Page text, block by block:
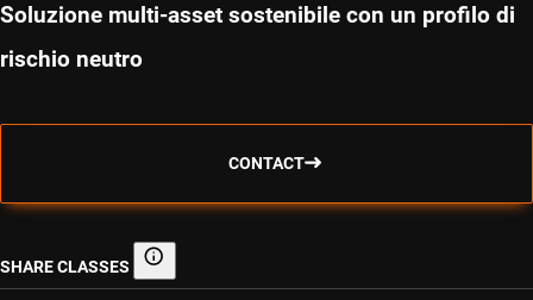
Soluzione multi-asset sostenibile con un profilo di
rischio neutro
CONTACT
SHARE CLASSES Share classes